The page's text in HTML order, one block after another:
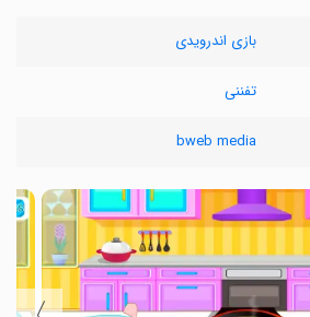
بازی اندرویدی
تفننی
bweb media